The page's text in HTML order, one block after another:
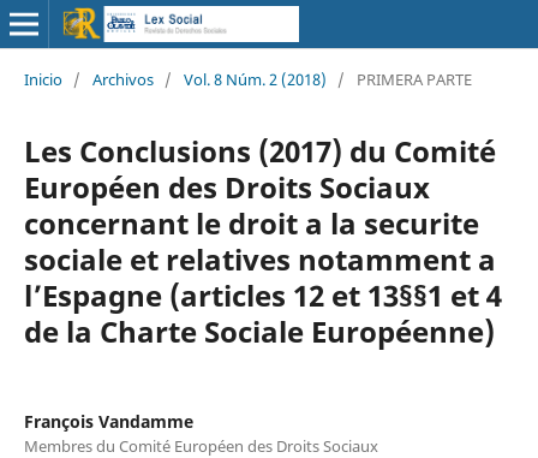
Inicio / Archivos / Vol. 8 Núm. 2 (2018) / PRIMERA PARTE
Les Conclusions (2017) du Comité
Européen des Droits Sociaux
concernant le droit a la securite
sociale et relatives notamment a
l’Espagne (articles 12 et 13§§1 et 4
de la Charte Sociale Européenne)
François Vandamme
Membres du Comité Européen des Droits Sociaux